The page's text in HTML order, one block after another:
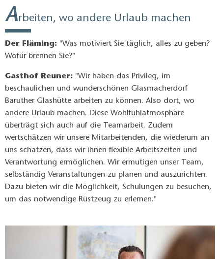
erworben werden können."
Arbeiten, wo andere Urlaub machen
Der Fläming: "Was motiviert Sie täglich, alles zu geben?
Wofür brennen Sie?"
Gasthof Reuner: "Wir haben das Privileg, im
beschaulichen und wunderschönen Glasmacherdorf
Baruther Glashütte arbeiten zu können. Also dort, wo
andere Urlaub machen. Diese Wohlfühlatmosphäre
überträgt sich auch auf die Teamarbeit. Zudem
wertschätzen wir unsere Mitarbeitenden, die wiederum an
uns schätzen, dass wir ihnen flexible Arbeitszeiten und
Verantwortung ermöglichen. Wir ermutigen unser Team,
selbständig Veranstaltungen zu planen und auszurichten.
Dazu bieten wir die Möglichkeit, Schulungen zu besuchen,
um das notwendige Rüstzeug zu erlernen."